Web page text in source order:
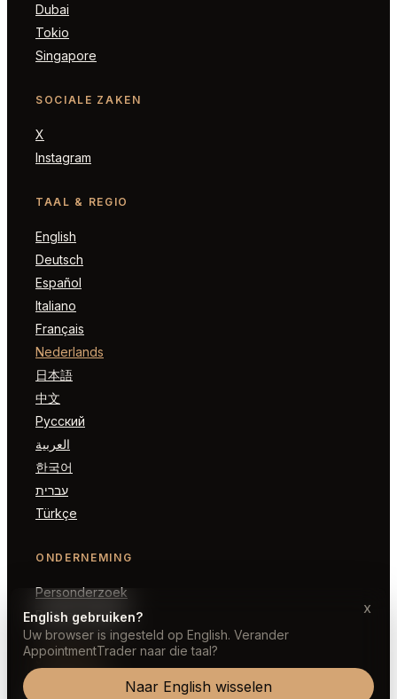
Dubai
Tokio
Singapore
SOCIALE ZAKEN
X
Instagram
TAAL & REGIO
English
Deutsch
Español
Italiano
Français
Nederlands
日本語
中文
Русский
العربية
한국어
עברית
Türkçe
ONDERNEMING
Personderzoek
Partner worden
JURIDISCH
English gebruiken?
Uw browser is ingesteld op English. Verander
AppointmentTrader naar die taal?
Naar English wisselen
x